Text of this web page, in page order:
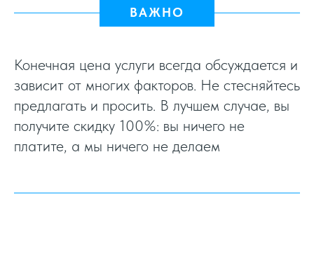
ВАЖНО
Конечная цена услуги всегда обсуждается и
зависит от многих факторов. Не стесняйтесь
предлагать и просить. В лучшем случае, вы
получите скидку 100%: вы ничего не
платите, а мы ничего не делаем